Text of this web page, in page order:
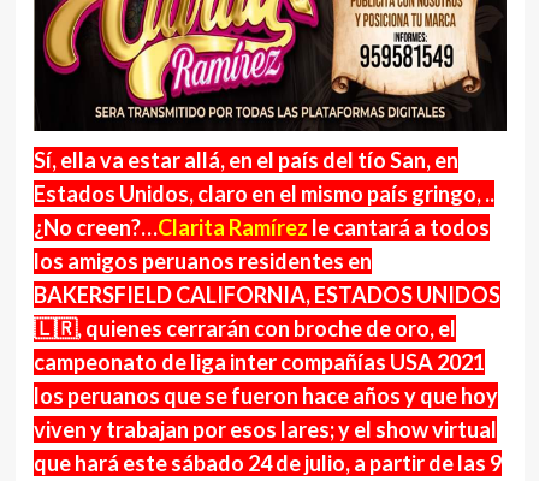
Sí, ella va estar allá, en el país del tío San, en
Estados Unidos, claro en el mismo país gringo, ..
¿No creen?…Clarita Ramírez le cantará a todos
los amigos peruanos residentes en
BAKERSFIELD CALIFORNIA, ESTADOS UNIDOS
🇱🇷, quienes cerrarán con broche de oro, el
campeonato de liga inter compañías USA 2021
los peruanos que se fueron hace años y que hoy
viven y trabajan por esos lares; y el show virtual
que hará este sábado 24 de julio, a partir de las 9